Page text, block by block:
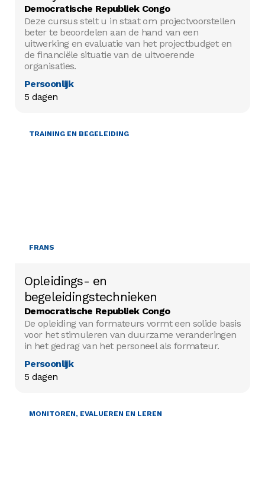
Democratische Republiek Congo
Deze cursus stelt u in staat om projectvoorstellen
beter te beoordelen aan de hand van een
uitwerking en evaluatie van het projectbudget en
de financiële situatie van de uitvoerende
organisaties.
Persoonlijk
5 dagen
TRAINING EN BEGELEIDING
FRANS
Opleidings- en
begeleidingstechnieken
Democratische Republiek Congo
De opleiding van formateurs vormt een solide basis
voor het stimuleren van duurzame veranderingen
in het gedrag van het personeel als formateur.
Persoonlijk
5 dagen
MONITOREN, EVALUEREN EN LEREN